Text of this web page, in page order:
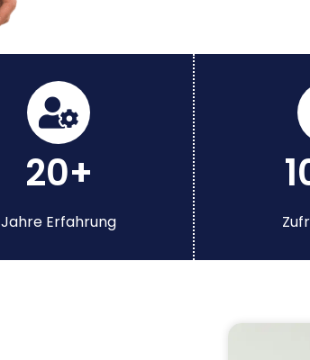
20+
Jahre Erfahrung